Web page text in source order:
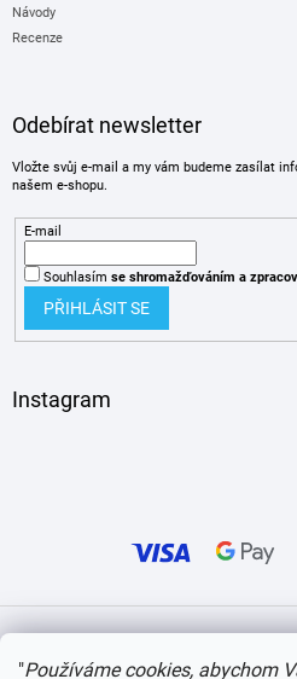
"Používáme cookies, abychom
Návody
Recenze
Odebírat newsletter
Vložte svůj e-mail a my vám budeme zasílat
našem e-shopu.
E-mail
Souhlasím se shromažďováním a
PŘIHLÁSIT SE
Instagram